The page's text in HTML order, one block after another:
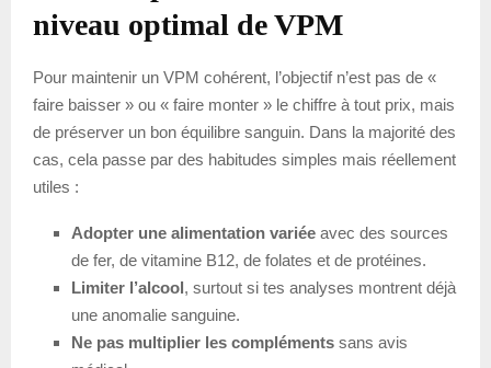
niveau optimal de VPM
Pour maintenir un VPM cohérent, l’objectif n’est pas de «
faire baisser » ou « faire monter » le chiffre à tout prix, mais
de préserver un bon équilibre sanguin. Dans la majorité des
cas, cela passe par des habitudes simples mais réellement
utiles :
Adopter une alimentation variée avec des sources
de fer, de vitamine B12, de folates et de protéines.
Limiter l’alcool, surtout si tes analyses montrent déjà
une anomalie sanguine.
Ne pas multiplier les compléments sans avis